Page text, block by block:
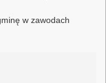
w zawodach